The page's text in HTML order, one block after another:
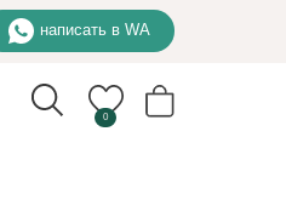
написать в WA
0